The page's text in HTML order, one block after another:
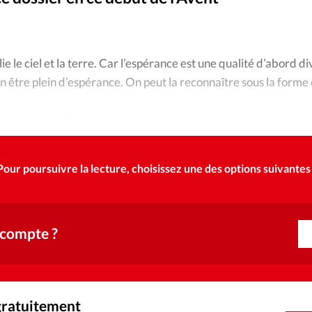
La
le ciel et la terre. Car l’espérance est une qualité d’abord
être plein d’espérance. On peut la reconnaître sous la
poursuivre la lecture, choisissez une des options suivantes
?